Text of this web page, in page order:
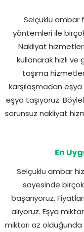
Selçuklu ambar
yöntemleri ile
Nakliyat
kullanarak hızlı
taşıma
karşılaşmadan
eşya taşıyoruz.
sorunsuz nakliyat
En
Selçuklu ambar
sayesinde
başarıyoruz.
alıyoruz. Eşya
miktarı az